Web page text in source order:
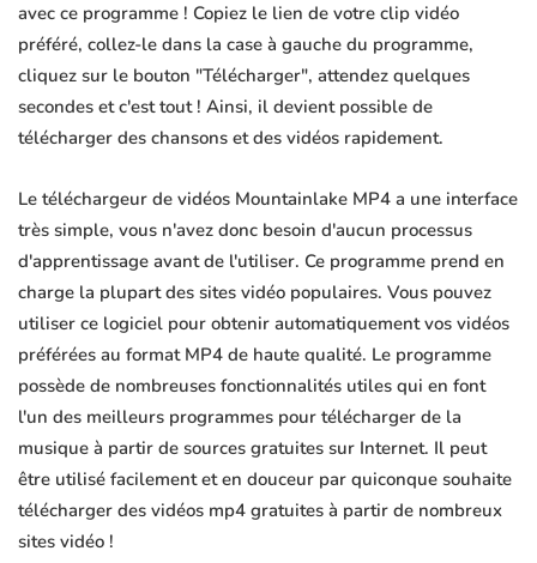
avec ce programme ! Copiez le lien de votre clip vidéo
préféré, collez-le dans la case à gauche du programme,
cliquez sur le bouton "Télécharger", attendez quelques
secondes et c'est tout ! Ainsi, il devient possible de
télécharger des chansons et des vidéos rapidement.
Le téléchargeur de vidéos Mountainlake MP4 a une interface
très simple, vous n'avez donc besoin d'aucun processus
d'apprentissage avant de l'utiliser. Ce programme prend en
charge la plupart des sites vidéo populaires. Vous pouvez
utiliser ce logiciel pour obtenir automatiquement vos vidéos
préférées au format MP4 de haute qualité. Le programme
possède de nombreuses fonctionnalités utiles qui en font
l'un des meilleurs programmes pour télécharger de la
musique à partir de sources gratuites sur Internet. Il peut
être utilisé facilement et en douceur par quiconque souhaite
télécharger des vidéos mp4 gratuites à partir de nombreux
sites vidéo !